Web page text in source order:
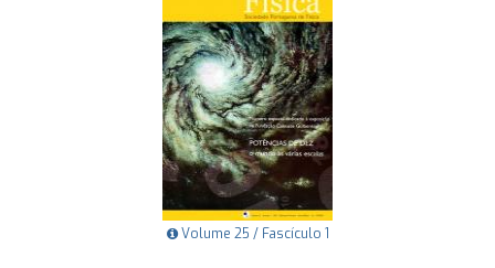
Volume 25 / Fascículo 1